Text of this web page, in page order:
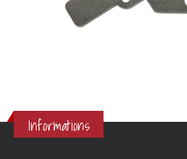
Informations